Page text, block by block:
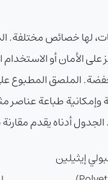
لها خصائص مختلفة.
الأمان أو
الملصق المطبوع
أدناه يقدم
إيثيلين